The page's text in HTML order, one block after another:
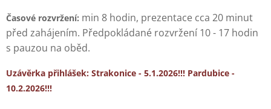
Časové rozvržení: min 8 hodin, prezentace cca 20 minut
před zahájením. Předpokládané rozvržení 10 - 17 hodin
s pauzou na oběd.
Uzávěrka přihlášek: Strakonice - 5.1.2026!!! Pardubice -
10.2.2026!!!